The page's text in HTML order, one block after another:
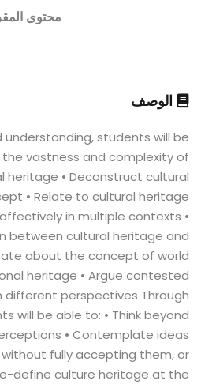
محتوى
الوصف
understanding, students will be
vastness and complexity of
heritage • Deconstruct cultural
• Relate to cultural heritage
in multiple contexts •
between cultural heritage and
about the concept of world
heritage • Argue contested
perspectives Through
will be able to: • Think beyond
• Contemplate ideas
fully accepting them, or
define culture heritage at the